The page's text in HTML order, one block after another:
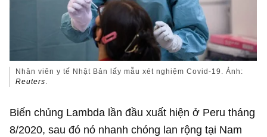
Nhân viên y tế Nhật Bản lấy mẫu xét nghiệm Covid-19. Ảnh:
Reuters.
Biến chủng Lambda lần đầu xuất hiện ở Peru tháng
8/2020, sau đó nó nhanh chóng lan rộng tại Nam